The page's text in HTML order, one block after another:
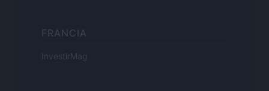
FRANCIA
InvestirMag